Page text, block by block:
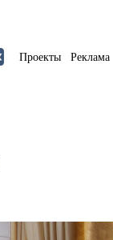
Проекты Реклама